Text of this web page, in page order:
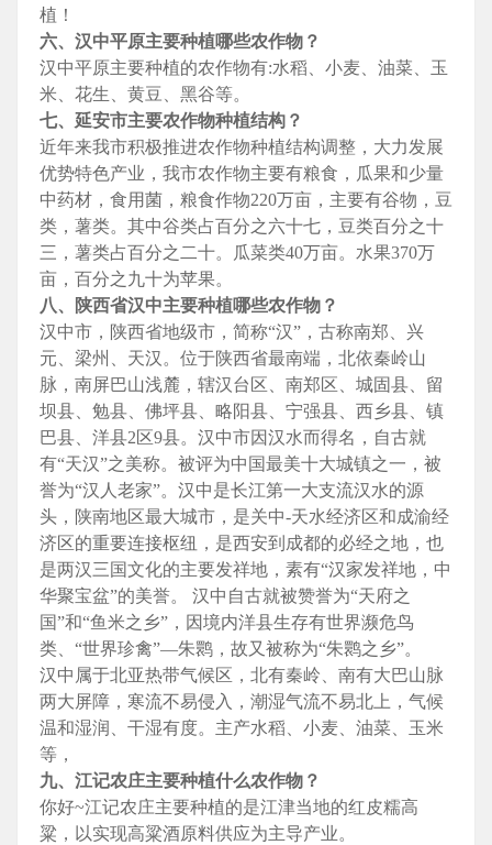
植！
六、汉中平原主要种植哪些农作物？
汉中平原主要种植的农作物有:水稻、小麦、油菜、玉
米、花生、黄豆、黑谷等。
七、延安市主要农作物种植结构？
近年来我市积极推进农作物种植结构调整，大力发展
优势特色产业，我市农作物主要有粮食，瓜果和少量
中药材，食用菌，粮食作物220万亩，主要有谷物，豆
类，薯类。其中谷类占百分之六十七，豆类百分之十
三，薯类占百分之二十。瓜菜类40万亩。水果370万
亩，百分之九十为苹果。
八、陕西省汉中主要种植哪些农作物？
汉中市，陕西省地级市，简称“汉”，古称南郑、兴
元、梁州、天汉。位于陕西省最南端，北依秦岭山
脉，南屏巴山浅麓，辖汉台区、南郑区、城固县、留
坝县、勉县、佛坪县、略阳县、宁强县、西乡县、镇
巴县、洋县2区9县。汉中市因汉水而得名，自古就
有“天汉”之美称。被评为中国最美十大城镇之一，被
誉为“汉人老家”。汉中是长江第一大支流汉水的源
头，陕南地区最大城市，是关中-天水经济区和成渝经
济区的重要连接枢纽，是西安到成都的必经之地，也
是两汉三国文化的主要发祥地，素有“汉家发祥地，中
华聚宝盆”的美誉。 汉中自古就被赞誉为“天府之
国”和“鱼米之乡”，因境内洋县生存有世界濒危鸟
类、“世界珍禽”—朱鹮，故又被称为“朱鹮之乡”。
汉中属于北亚热带气候区，北有秦岭、南有大巴山脉
两大屏障，寒流不易侵入，潮湿气流不易北上，气候
温和湿润、干湿有度。主产水稻、小麦、油菜、玉米
等，
九、江记农庄主要种植什么农作物？
你好~江记农庄主要种植的是江津当地的红皮糯高
粱，以实现高粱酒原料供应为主导产业。